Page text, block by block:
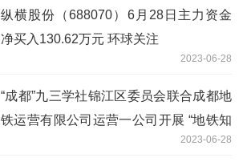
纵横股份（688070）6月28日主力资金
净买入130.62万元 环球关注
2023-06-28
“成都”九三学社锦江区委员会联合成都地
铁运营有限公司运营一公司开展 “地铁知
识进校园，安全文明迎大运”主题活动
2023-06-28